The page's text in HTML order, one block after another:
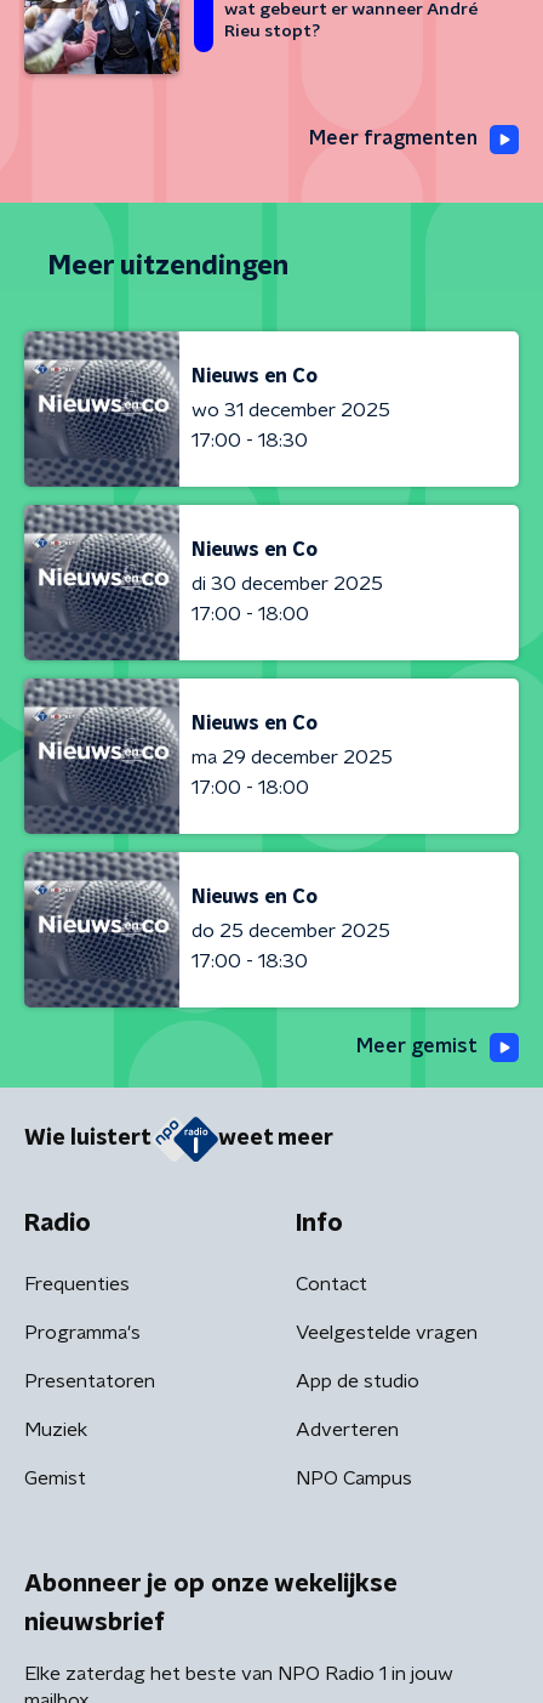
wat gebeurt er wanneer André
Rieu stopt?
Meer fragmenten
Meer uitzendingen
Nieuws en Co
wo 31 december 2025
17:00 - 18:30
Nieuws en Co
di 30 december 2025
17:00 - 18:00
Nieuws en Co
ma 29 december 2025
17:00 - 18:00
Nieuws en Co
do 25 december 2025
17:00 - 18:30
Meer gemist
Wie luistert weet meer
Radio
Frequenties
Programma's
Presentatoren
Muziek
Gemist
Info
Contact
Veelgestelde vragen
App de studio
Adverteren
NPO Campus
Abonneer je op onze wekelijkse
nieuwsbrief
Elke zaterdag het beste van NPO Radio 1 in jouw